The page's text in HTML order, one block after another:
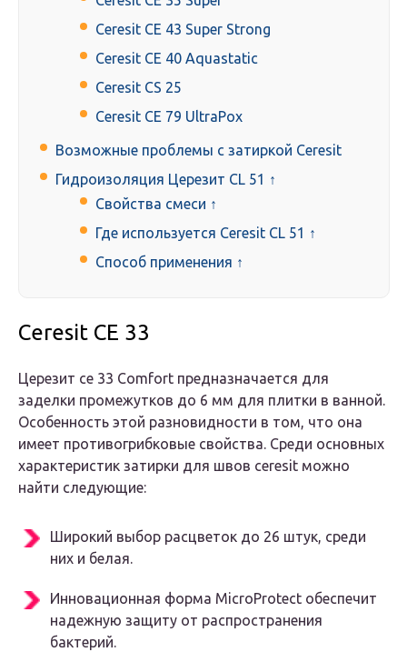
Ceresit CE 43 Super Strong
Ceresit CE 40 Aquastatic
Ceresit CS 25
Ceresit CE 79 UltraPox
Возможные проблемы с затиркой Ceresit
Гидроизоляция Церезит CL 51 ↑
Свойства смеси ↑
Где используется Ceresit CL 51 ↑
Способ применения ↑
Ceresit CE 33
Церезит се 33 Comfort предназначается для
заделки промежутков до 6 мм для плитки в ванной.
Особенность этой разновидности в том, что она
имеет противогрибковые свойства. Среди основных
характеристик затирки для швов ceresit можно
найти следующие:
Широкий выбор расцветок до 26 штук, среди
них и белая.
Инновационная форма MicroProtect обеспечит
надежную защиту от распространения
бактерий.